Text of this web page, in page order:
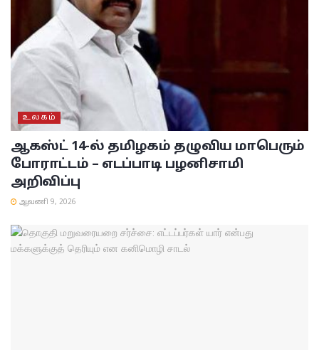
உலகம்
ஆகஸ்ட் 14-ல் தமிழகம் தழுவிய மாபெரும்
போராட்டம் – எடப்பாடி பழனிசாமி
அறிவிப்பு
ஆவணி 9, 2026